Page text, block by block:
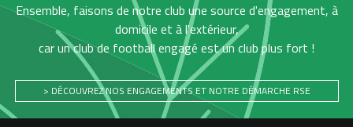
Ensemble, faisons de notre club une source d'engagement, à
domicile et à l'extérieur,
car un club de football engagé est un club plus fort !
> DÉCOUVREZ NOS ENGAGEMENTS ET NOTRE DÉMARCHE RSE